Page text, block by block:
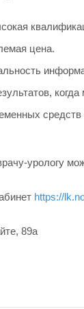
цена.
урологу
https://
89а